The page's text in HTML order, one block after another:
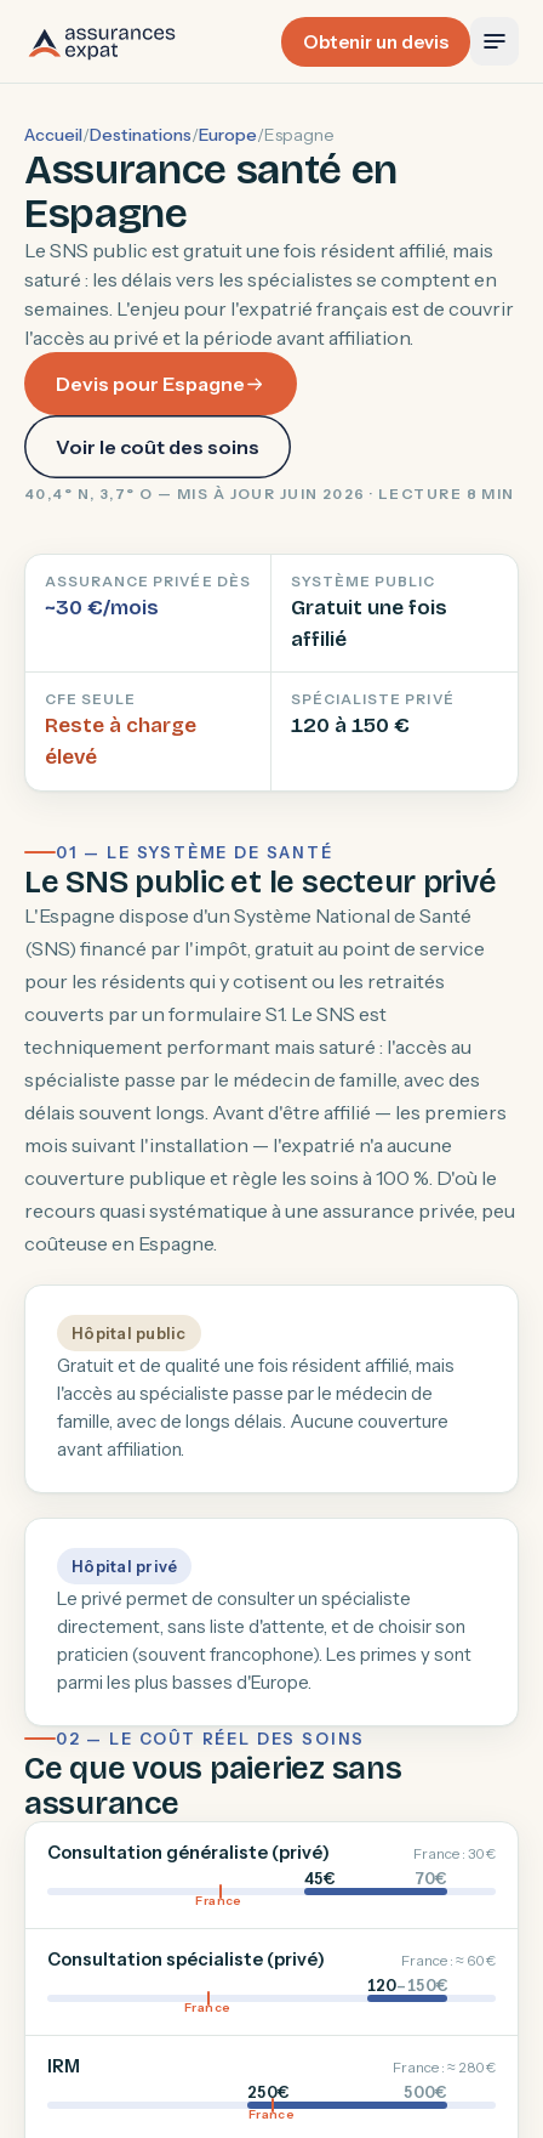
Obtenir un devis
Accueil/Destinations/Europe/Espagne
Assurance santé en
Espagne
Le SNS public est gratuit une fois résident affilié, mais
saturé : les délais vers les spécialistes se comptent en
semaines. L'enjeu pour l'expatrié français est de couvrir
l'accès au privé et la période avant affiliation.
Devis pour Espagne
Voir le coût des soins
40,4° N, 3,7° O — MIS À JOUR JUIN 2026 · LECTURE 8 MIN
ASSURANCE PRIVÉE DÈS
~30 €/mois
SYSTÈME PUBLIC
Gratuit une fois
affilié
CFE SEULE
Reste à charge
élevé
SPÉCIALISTE PRIVÉ
120 à 150 €
01 — LE SYSTÈME DE SANTÉ
Le SNS public et le secteur privé
L'Espagne dispose d'un Système National de Santé
(SNS) financé par l'impôt, gratuit au point de service
pour les résidents qui y cotisent ou les retraités
couverts par un formulaire S1. Le SNS est
techniquement performant mais saturé : l'accès au
spécialiste passe par le médecin de famille, avec des
délais souvent longs. Avant d'être affilié — les premiers
mois suivant l'installation — l'expatrié n'a aucune
couverture publique et règle les soins à 100 %. D'où le
recours quasi systématique à une assurance privée, peu
coûteuse en Espagne.
Hôpital public
Gratuit et de qualité une fois résident affilié, mais
l'accès au spécialiste passe par le médecin de
famille, avec de longs délais. Aucune couverture
avant affiliation.
Hôpital privé
Le privé permet de consulter un spécialiste
directement, sans liste d'attente, et de choisir son
praticien (souvent francophone). Les primes y sont
parmi les plus basses d'Europe.
02 — LE COÛT RÉEL DES SOINS
Ce que vous paieriez sans
assurance
Consultation généraliste (privé) France : 30 €
45€ 70€
France
Consultation spécialiste (privé) France : ≈ 60 €
120–150€
France
IRM France : ≈ 280 €
250€ 500€
France